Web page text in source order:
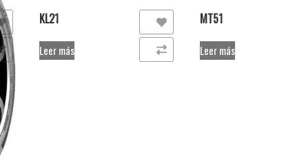
KL21
Leer másComparar
Añadir a la lista de deseos MT51
Leer másComparar
Añadir a la lista de